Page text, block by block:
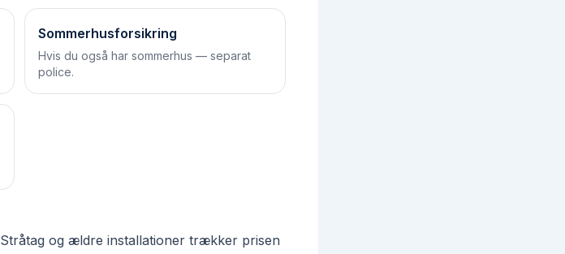
Sommerhusforsikring
Hvis du også har sommerhus — separat
police.
Stråtag og ældre installationer trækker prisen